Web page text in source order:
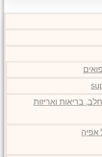
בריאות ואריזות
אפיה